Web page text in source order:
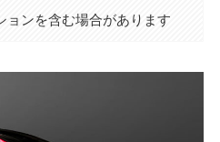
ョンを含む場合があります